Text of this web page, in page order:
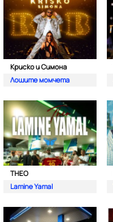
Криско и Симона
Лошите момчета
THEO
Lamine Yamal